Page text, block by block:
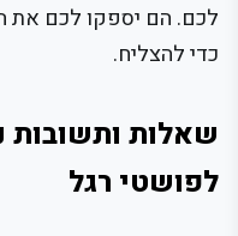
לכם. הם יספקו לכם את
כדי להצליח.
שאלות ותשובות
לפושטי רגל